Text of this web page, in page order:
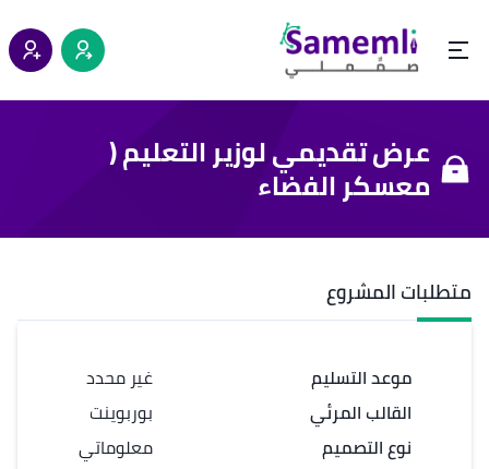
عرض تقديمي لوزير التعليم (
معسكر الفضاء
متطلبات المشروع
موعد التسليم
القالب المرئي
نوع التصميم
غير محدد
بوربوينت
معلوماتي